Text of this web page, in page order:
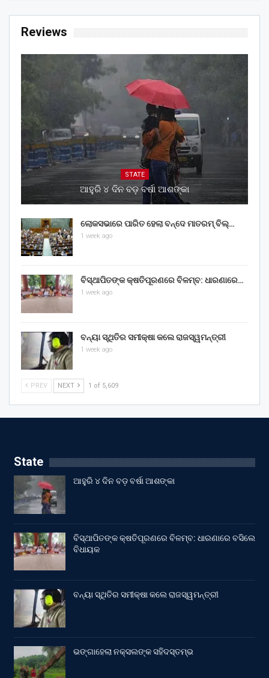
Reviews
STATE
ଆହୁରି ୪ ଦିନ ବଡ଼ ବର୍ଷା ଆଶଙ୍କା
ଲୋକସଭାରେ ପାରିତ ହେଲା ବନ୍ଦେ ମାତରମ୍‌ ବିଲ୍‌…
1 week ago
ବିସ୍ଥାପିତଙ୍କ କ୍ଷତିପୂରଣରେ ବିଳମ୍ବ: ଧାରଣାରେ…
1 week ago
ବନ୍ୟା ସ୍ଥିତିର ସମୀକ୍ଷା କଲେ ରାଜସ୍ୱମନ୍ତ୍ରୀ
1 week ago
PREV NEXT 1 of 5,609
State
ଆହୁରି ୪ ଦିନ ବଡ଼ ବର୍ଷା ଆଶଙ୍କା
ବିସ୍ଥାପିତଙ୍କ କ୍ଷତିପୂରଣରେ ବିଳମ୍ବ: ଧାରଣାରେ ବସିଲେ
ବିଧାୟକ
ବନ୍ୟା ସ୍ଥିତିର ସମୀକ୍ଷା କଲେ ରାଜସ୍ୱମନ୍ତ୍ରୀ
ଭଙ୍ଗାହେଲା ନକ୍ସଲଙ୍କ ସହିଦସ୍ତମ୍ଭ